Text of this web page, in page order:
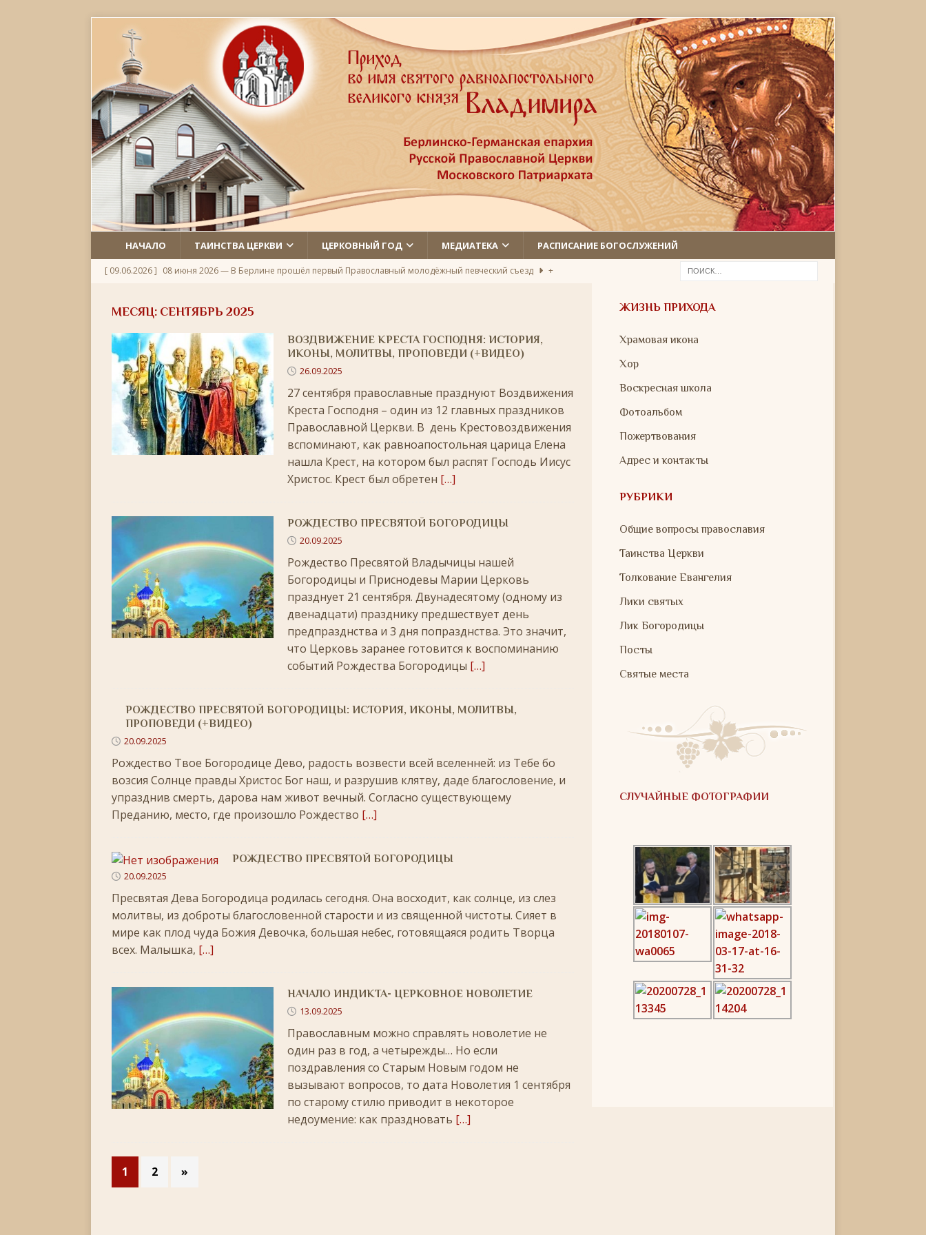
НАЧАЛО ТАИНСТВА ЦЕРКВИ ЦЕРКОВНЫЙ ГОД МЕДИАТЕКА РАСПИСАНИЕ БОГОСЛУЖЕНИЙ
[ 09.06.2026 ] 08 июня 2026 — В Берлине прошёл первый Православный молодёжный певческий съезд
+
[ 22.05.2026 ] День памяти святителя Николая Чудотворца
[ 05.05.2026 ] Святой великомученик Георгий Победоносец
ЛИКИ СВЯТЫХ
[ 20.04.2026 ] Радоница
+
[ 11.04.2026 ] Пасха Христова: «Упразднитесь, и разумейте, яко Аз есмь Бог!»
[ 05.04.2026 ] Неделя 6-я Великого поста. Вход Господень во Иерусалим
ВЕЛИКИЙ ПОСТ
[ 14.03.2026 ] Неделя 3-я Великого Поста. Крестопоклонная
ВЕЛИКИЙ ПОСТ
[ 23.02.2026 ] Великий пост: 10 правил и 10 заблуждений
ВЕЛИКИЙ ПОСТ
Сретение Господне: праздник дивной встречи и первой разлуки.
СРЕТЕНИЕ
[ 06.01.2026 ]
РОЖДЕСТВО
[ 19.12.2025 ] Значение и важность Рождественского поста
[ 07.12.2025 ] Неделя двадцать шестая по Пятидесятнице, воскресенье, 7 декабря 2025 года: что будет в храме?
[ 30.11.2025 ] Воскресенье, 30 ноября 2025 года
+
Неделя двадцать третья по Пятидесятнице, воскресенье, 16 ноября 2025 года: что будет в храме?
[ 26.10.2025 ] Неделя двадцатая по Пятидесятнице, воскресенье, 26 октября 2025 года: что будет в храме
[ 19.10.2025 ] День памяти апостола Фомы
[ 05.07.2026 ] Неделя пятая по Пятидесятнице, воскресенье, 5 июля 2026 года: что будет в храме? +
МЕСЯЦ: СЕНТЯБРЬ 2025
ВОЗДВИЖЕНИЕ КРЕСТА ГОСПОДНЯ: ИСТОРИЯ,
ИКОНЫ, МОЛИТВЫ, ПРОПОВЕДИ (+ВИДЕО)
26.09.2025
27 сентября православные празднуют Воздвижения
Креста Господня – один из 12 главных праздников
Православной Церкви. В день Крестовоздвижения
вспоминают, как равноапостольная царица Елена
нашла Крест, на котором был распят Господь Иисус
Христос. Крест был обретен […]
РОЖДЕСТВО ПРЕСВЯТОЙ БОГОРОДИЦЫ
20.09.2025
Рождество Пресвятой Владычицы нашей
Богородицы и Приснодевы Марии Церковь
празднует 21 сентября. Двунадесятому (одному из
двенадцати) празднику предшествует день
предпразднства и 3 дня попразднства. Это значит,
что Церковь заранее готовится к воспоминанию
событий Рождества Богородицы […]
РОЖДЕСТВО ПРЕСВЯТОЙ БОГОРОДИЦЫ: ИСТОРИЯ, ИКОНЫ, МОЛИТВЫ,
ПРОПОВЕДИ (+ВИДЕО)
20.09.2025
Рождество Твое Богородице Дево, радость возвести всей вселенней: из Тебе бо
возсия Солнце правды Христос Бог наш, и разрушив клятву, даде благословение, и
упразднив смерть, дарова нам живот вечный. Согласно существующему
Преданию, место, где произошло Рождество […]
РОЖДЕСТВО ПРЕСВЯТОЙ БОГОРОДИЦЫ
20.09.2025
Пресвятая Дева Богородица родилась сегодня. Она восходит, как солнце, из слез
молитвы, из доброты благословенной старости и из священной чистоты. Сияет в
мире как плод чуда Божия Девочка, большая небес, готовящаяся родить Творца
всех. Малышка, […]
НАЧАЛО ИНДИКТА- ЦЕРКОВНОЕ НОВОЛЕТИЕ
13.09.2025
Православным можно справлять новолетие не
один раз в год, а четырежды… Но если
поздравления со Старым Новым годом не
вызывают вопросов, то дата Новолетия 1 сентября
по старому стилю приводит в некоторое
недоумение: как праздновать […]
1 2 »
ЖИЗНЬ ПРИХОДА
Храмовая икона
Хор
Воскресная школа
Фотоальбом
Пожертвования
Адрес и контакты
РУБРИКИ
Общие вопросы православия
Таинства Церкви
Толкование Евангелия
Лики святых
Лик Богородицы
Посты
Святые места
СЛУЧАЙНЫЕ ФОТОГРАФИИ